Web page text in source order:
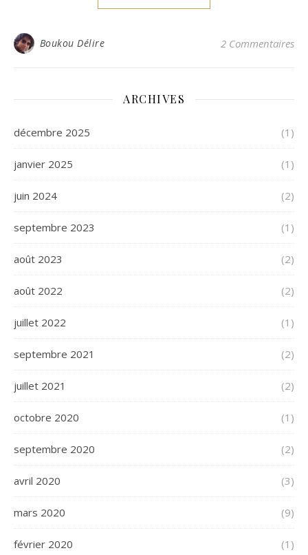
Boukou Délire 2 Commentaires
ARCHIVES
décembre 2025 (1)
janvier 2025 (1)
juin 2024 (2)
septembre 2023 (1)
août 2023 (2)
août 2022 (2)
juillet 2022 (1)
septembre 2021 (2)
juillet 2021 (2)
octobre 2020 (1)
septembre 2020 (2)
avril 2020 (3)
mars 2020 (9)
février 2020 (1)